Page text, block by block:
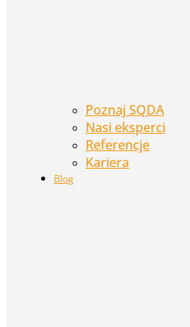
Poznaj SQDA
Nasi eksperci
Referencje
Kariera
Blog